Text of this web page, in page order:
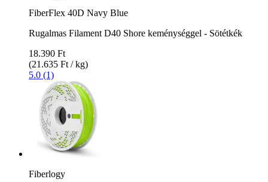
FiberFlex 40D Navy Blue
Rugalmas Filament D40 Shore keménységgel - Sötétkék
18.390 Ft
(21.635 Ft / kg)
5.0 (1)
Fiberlogy